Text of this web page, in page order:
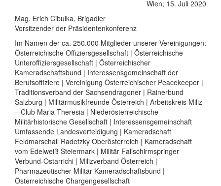
Wien, 15. Juli 2020
Mag. Erich Cibulka, Brigadier
Vorsitzender der Präsidentenkonferenz
Im Namen der ca. 250.000 Mitglieder unserer Vereinigungen:
Österreichische Offiziersgesellschaft | Österreichische
Unteroffiziersgesellschaft | Österreichischer
Kameradschaftsbund | Interessensgemeinschaft der
Berufsoffiziere | Vereinigung Österreichischer Peacekeeper |
Traditionsverband der Sachsendragoner | Rainerbund
Salzburg | Militärmusikfreunde Österreich | Arbeitskreis Miliz
– Club Maria Theresia | Niederösterreichische
Militärhistorische Gesellschaft | Interessensgemeinschaft
Umfassende Landesverteidigung | Kameradschaft
Feldmarschall Radetzky Oberösterreich | Kameradschaft
vom Edelweiß Steiermark | Militär Fallschirmspringer
Verbund-Ostarrichi | Milizverband Österreich |
Pharmazeutischer Militär-Kameradschaftsbund |
Österreichische Chargengesellschaft